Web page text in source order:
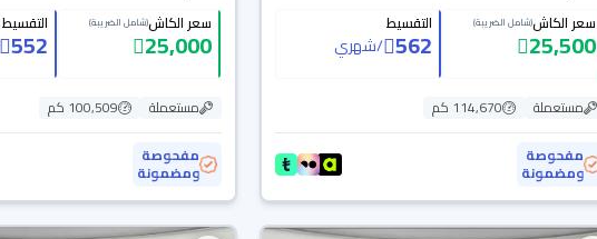
سعر الكاش(شامل الضريبة)
25,500
التقسيط
562
/شهري
مستعملة
114,670 كم
مفحوصة
ومضمونة
سعر الكاش(شامل الضريبة)
25,000
التقسيط
552
مستعملة
100,509 كم
مفحوصة
ومضمونة